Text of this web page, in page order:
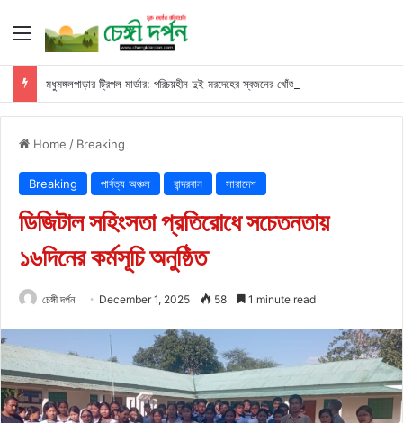
Menu
মধুমঙ্গলপাড়ার ট্রিপল মার্ডার: পরিচয়হীন দুই মরদেহের স্বজনের খোঁজ পুলিশের
Home / Breaking
Breaking পার্বত্য অঞ্চল বান্দরবান সারাদেশ
ডিজিটাল সহিংসতা প্রতিরোধে সচেতনতায়
১৬দিনের কর্মসূচি অনুষ্ঠিত
চেঙ্গী দর্পন December 1, 2025 58 1 minute read